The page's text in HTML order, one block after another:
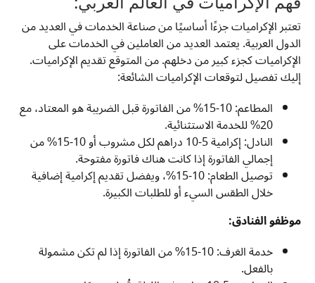
تعتبر الإكراميات جزءًا أساسيًا من صناعة الخدمات في العديد من
الدول العربية. يعتمد العديد من العاملين في الخدمات على
الإكراميات كجزء كبير من دخلهم. من المتوقع تقديم الإكراميات.
إليك تفصيل لتوقعات الإكراميات الشائعة:
المطاعم: 10-15% من الفاتورة قبل الضريبة هو المعتاد، مع
20% للخدمة الاستثنائية.
النادل: إكرامية 5-10 دراهم لكل مشروب أو 10-15% من
إجمالي الفاتورة إذا كانت هناك فاتورة مفتوحة.
توصيل الطعام: 10-15%، ويفضل تقديم إكرامية إضافية
خلال الطقس السيء أو للطلبات الكبيرة.
موظفو الفنادق:
خدمة الغرف: 10-15% من الفاتورة إذا لم تكن مشمولة
بالفعل.